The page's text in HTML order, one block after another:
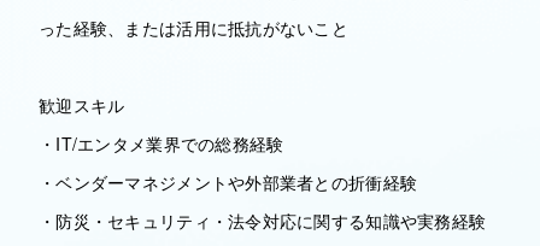
った経験、または活用に抵抗がないこと
歓迎スキル
・IT/エンタメ業界での総務経験
・ベンダーマネジメントや外部業者との折衝経験
・防災・セキュリティ・法令対応に関する知識や実務経験